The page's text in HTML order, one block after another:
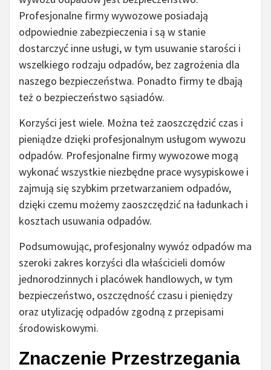
Profesjonalne firmy wywozowe posiadają
odpowiednie zabezpieczenia i są w stanie
dostarczyć inne usługi, w tym usuwanie starości i
wszelkiego rodzaju odpadów, bez zagrożenia dla
naszego bezpieczeństwa. Ponadto firmy te dbają
też o bezpieczeństwo sąsiadów.
Korzyści jest wiele. Można też zaoszczędzić czas i
pieniądze dzięki profesjonalnym usługom wywozu
odpadów. Profesjonalne firmy wywozowe mogą
wykonać wszystkie niezbędne prace wysypiskowe i
zajmują się szybkim przetwarzaniem odpadów,
dzięki czemu możemy zaoszczędzić na ładunkach i
kosztach usuwania odpadów.
Podsumowując, profesjonalny wywóz odpadów ma
szeroki zakres korzyści dla właścicieli domów
jednorodzinnych i placówek handlowych, w tym
bezpieczeństwo, oszczędność czasu i pieniędzy
oraz utylizację odpadów zgodną z przepisami
środowiskowymi.
Znaczenie Przestrzegania